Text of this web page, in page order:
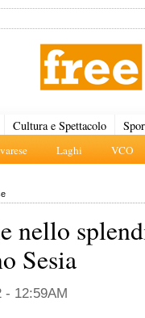
Laghi VCO
Cultura e Spettacolo
nello
Sesia
- 12:59AM